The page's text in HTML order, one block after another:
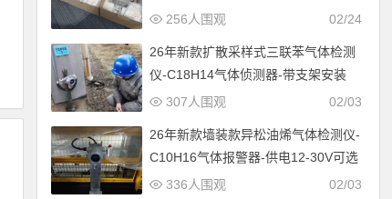
02/24
256人围观
26年新款扩散采样式三联苯气体检测
仪-C18H14气体侦测器-带支架安装
02/03
307人围观
26年新款墙装款异松油烯气体检测仪-
C10H16气体报警器-供电12-30V可选
02/03
336人围观